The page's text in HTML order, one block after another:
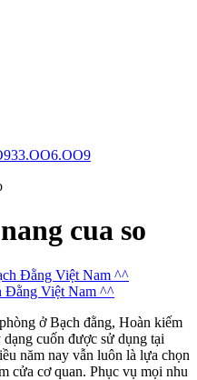
cua so
Đằng Việt Nam ^^
ở Bạch đằng, Hoàn kiếm
cuốn được sử dụng tại
năm nay vẫn luôn là lựa chọn
cửa cơ quan. Phục vụ mọi nhu